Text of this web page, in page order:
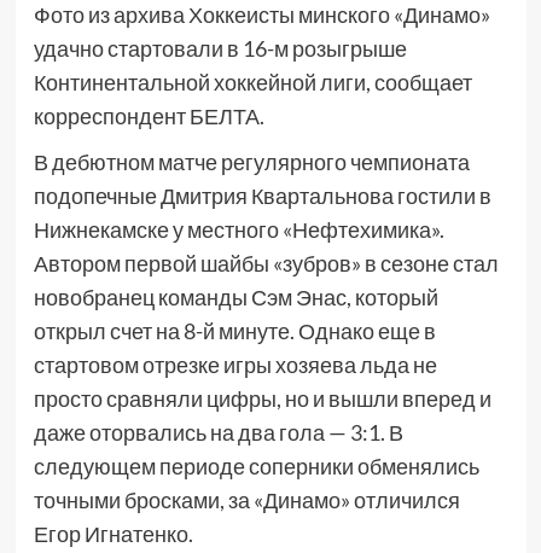
Фото из архива Хоккеисты минского «Динамо»
удачно стартовали в 16-м розыгрыше
Континентальной хоккейной лиги, сообщает
корреспондент БЕЛТА.
В дебютном матче регулярного чемпионата
подопечные Дмитрия Квартальнова гостили в
Нижнекамске у местного «Нефтехимика».
Автором первой шайбы «зубров» в сезоне стал
новобранец команды Сэм Энас, который
открыл счет на 8-й минуте. Однако еще в
стартовом отрезке игры хозяева льда не
просто сравняли цифры, но и вышли вперед и
даже оторвались на два гола — 3:1. В
следующем периоде соперники обменялись
точными бросками, за «Динамо» отличился
Егор Игнатенко.